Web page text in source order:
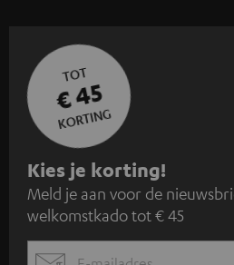
TOT
€ 45
KORTING
A
a
n
m
Kies je korting!
Meld je aan voor de
welkomstkado tot € 45